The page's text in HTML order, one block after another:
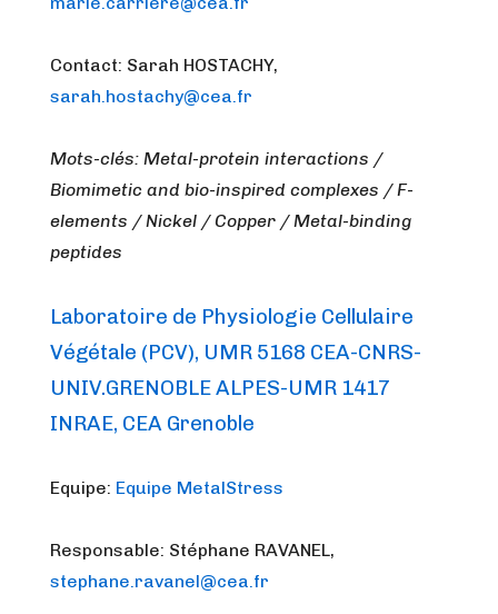
Contact: Sarah HOSTACHY,
sarah.hostachy@cea.fr
Mots-clés: Metal-protein interactions /
Biomimetic and bio-inspired complexes / F-
elements / Nickel / Copper / Metal-binding
peptides
Laboratoire de Physiologie Cellulaire
Végétale (PCV), UMR 5168 CEA-CNRS-
UNIV.GRENOBLE ALPES-UMR 1417
INRAE, CEA Grenoble
Equipe: Equipe MetalStress
Responsable: Stéphane RAVANEL,
stephane.ravanel@cea.fr